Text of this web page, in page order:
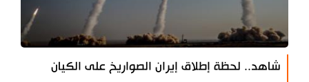
شاهد.. لحظة إطلاق إيران الصواريخ على الكيان